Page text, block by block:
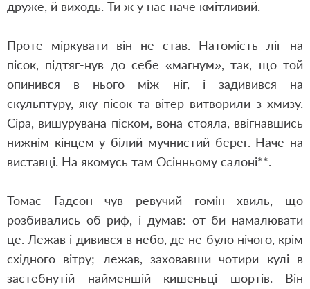
друже, й виходь. Ти ж у нас наче кмітливий.
Проте міркувати він не став. Натомість ліг на
пісок, підтяг-нув до себе «магнум», так, що той
опинився в нього між ніг, і задивився на
скульптуру, яку пісок та вітер витворили з хмизу.
Сіра, вишурувана піском, вона стояла, ввігнавшись
нижнім кінцем у білий мучнистий берег. Наче на
виставці. На якомусь там Осінньому салоні**.
Томас Гадсон чув ревучий гомін хвиль, що
розбивались об риф, і думав: от би намалювати
це. Лежав і дивився в небо, де не було нічого, крім
східного вітру; лежав, заховавши чотири кулі в
застебнутій найменшій кишеньці шортів. Він